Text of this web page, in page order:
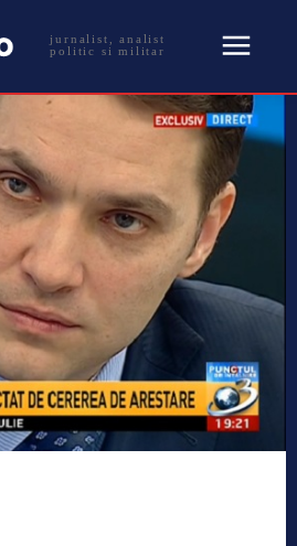
jurnalist, analist
politic si militar